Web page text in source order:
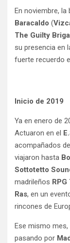
En noviembre,
Baracaldo (
The Guilty
su presencia en
fuerte recuerdo
Inicio de 2019
Ya en enero de
Actuaron en el
acompañados de
viajaron hasta
Sottotetto
madrileños RPG
Ras, en un
rincones de
Ese mismo
pasando por